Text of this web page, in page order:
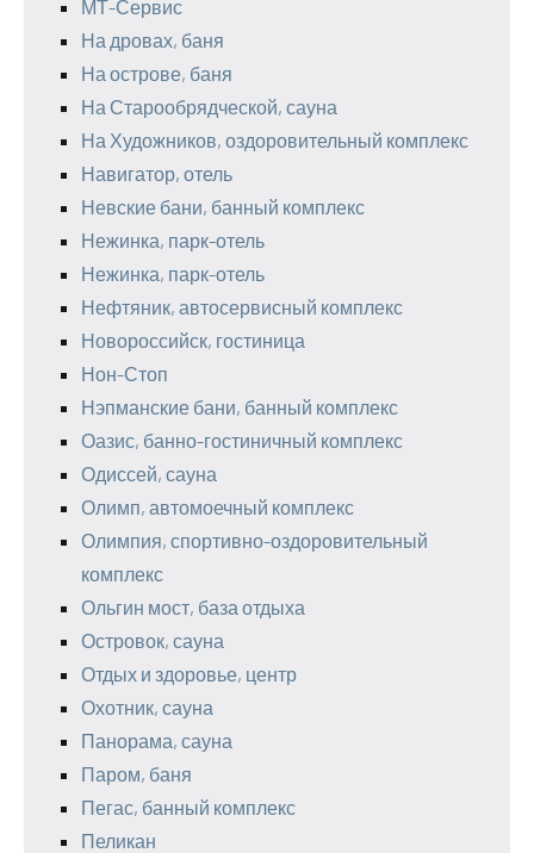
МТ-Сервис
На дровах, баня
На острове, баня
На Старообрядческой, сауна
На Художников, оздоровительный комплекс
Навигатор, отель
Невские бани, банный комплекс
Нежинка, парк-отель
Нежинка, парк-отель
Нефтяник, автосервисный комплекс
Новороссийск, гостиница
Нон-Стоп
Нэпманские бани, банный комплекс
Оазис, банно-гостиничный комплекс
Одиссей, сауна
Олимп, автомоечный комплекс
Олимпия, спортивно-оздоровительный
комплекс
Ольгин мост, база отдыха
Островок, сауна
Отдых и здоровье, центр
Охотник, сауна
Панорама, сауна
Паром, баня
Пегас, банный комплекс
Пеликан